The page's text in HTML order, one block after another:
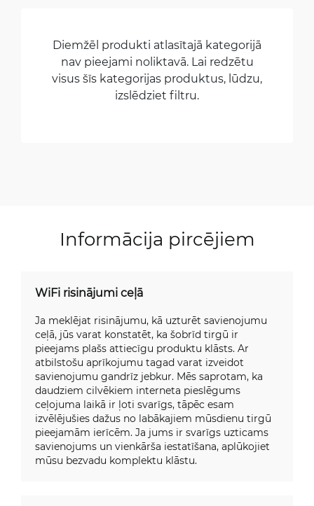
Diemžēl produkti atlasītajā kategorijā
nav pieejami noliktavā. Lai redzētu
visus šīs kategorijas produktus, lūdzu,
izslēdziet filtru.
Informācija pircējiem
WiFi risinājumi ceļā
Ja meklējat risinājumu, kā uzturēt savienojumu
ceļā, jūs varat konstatēt, ka šobrīd tirgū ir
pieejams plašs attiecīgu produktu klāsts. Ar
atbilstošu aprīkojumu tagad varat izveidot
savienojumu gandrīz jebkur. Mēs saprotam, ka
daudziem cilvēkiem interneta pieslēgums
ceļojuma laikā ir ļoti svarīgs, tāpēc esam
izvēlējušies dažus no labākajiem mūsdienu tirgū
pieejamām ierīcēm. Ja jums ir svarīgs uzticams
savienojums un vienkārša iestatīšana, aplūkojiet
mūsu bezvadu komplektu klāstu.